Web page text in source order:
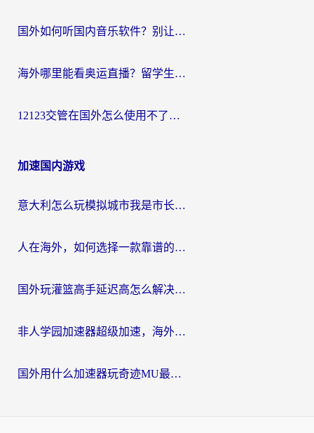
国外如何听国内音乐软件？别让地域限制，断了你的中文歌单
海外哪里能看奥运直播？留学生&海外华人必看的体育赛事观赛终极指南
12123交管在国外怎么使用不了？海外华人必看的无缝访问国内资源指南
加速国内游戏
意大利怎么玩模拟城市我是市长？海外党国服游戏加速终极攻略（附三国3量子特攻解决办法）
人在海外，如何选择一款靠谱的玩剑灵2加速器？
国外玩灌篮高手延迟高怎么解决？海外玩家国服游戏加速终极指南
非人学园加速器超级加速，海外玩家重返国服的通行证
国外用什么加速器玩奇迹MU最好？2026海外玩家国服游戏加速全攻略